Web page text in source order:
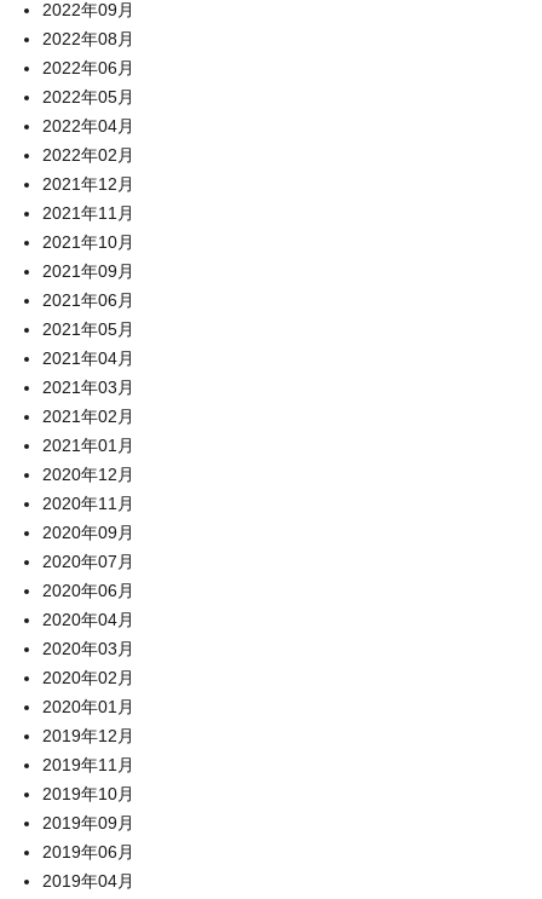
2022年09月
2022年08月
2022年06月
2022年05月
2022年04月
2022年02月
2021年12月
2021年11月
2021年10月
2021年09月
2021年06月
2021年05月
2021年04月
2021年03月
2021年02月
2021年01月
2020年12月
2020年11月
2020年09月
2020年07月
2020年06月
2020年04月
2020年03月
2020年02月
2020年01月
2019年12月
2019年11月
2019年10月
2019年09月
2019年06月
2019年04月